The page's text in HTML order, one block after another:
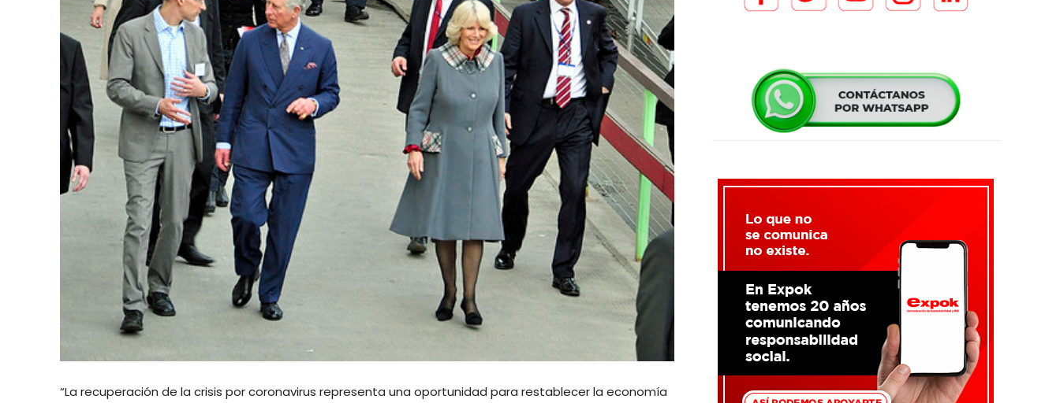
“La recuperación de la crisis por coronavirus representa una oportunidad para restablecer la economía